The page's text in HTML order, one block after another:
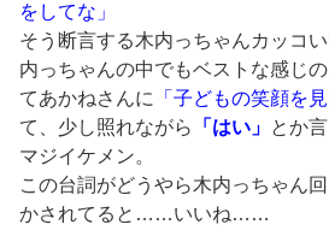
をしてな」
そう断言する木内っちゃんカッコ
内っちゃんの中でもベストな感じ
てあかねさんに
「子どもの笑顔を
て、少し照れながら
「はい」 とか
マジイケメン。
この台詞がどうやら木内っちゃん
かされてると……いいね……